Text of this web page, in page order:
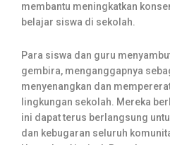
membantu meningkatkan
belajar siswa di sekolah.
Para siswa dan guru
gembira, menganggapnya
menyenangkan dan
lingkungan sekolah. Mereka
ini dapat terus berlangsung
dan kebugaran seluruh